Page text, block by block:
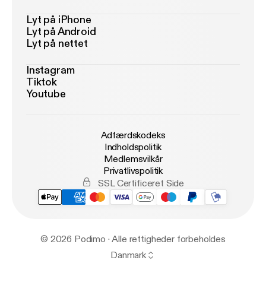
Lyt på iPhone
Lyt på Android
Lyt på nettet
Instagram
Tiktok
Youtube
Adfærdskodeks
Indholdspolitik
Medlemsvilkår
Privatlivspolitik
SSL Certificeret Side
© 2026 Podimo · Alle rettigheder forbeholdes
Danmark